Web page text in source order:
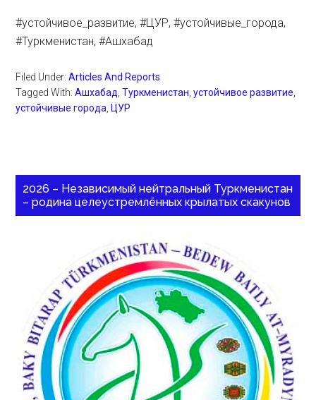
#устойчивое_развитие, #ЦУР, #устойчивые_города,
#Туркменистан, #Ашхабад
Filed Under:Articles And Reports
Tagged With:Ашхабад,Туркменистан,устойчивое развитие,
устойчивые города, ЦУР
2026 – Независимый нейтральный Туркменистан
– родина целеустремлённых крылатых скакунов